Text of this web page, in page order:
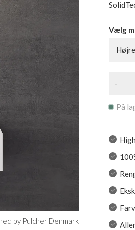
by Pulcher Denmark
Vælg
Højre
-
På